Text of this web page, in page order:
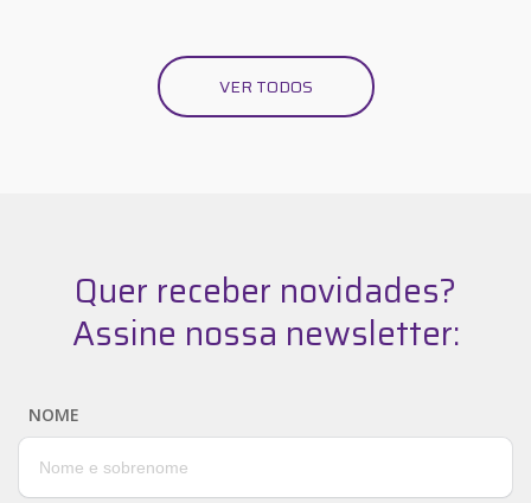
VER TODOS
Quer receber novidades?
Assine nossa newsletter:
NOME